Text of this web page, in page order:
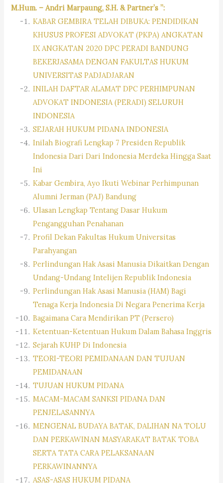
M.Hum. – Andri Marpaung, S.H. & Partner’s ”:
KABAR GEMBIRA TELAH DIBUKA: PENDIDIKAN
KHUSUS PROFESI ADVOKAT (PKPA) ANGKATAN
IX ANGKATAN 2020 DPC PERADI BANDUNG
BEKERJASAMA DENGAN FAKULTAS HUKUM
UNIVERSITAS PADJADJARAN
INILAH DAFTAR ALAMAT DPC PERHIMPUNAN
ADVOKAT INDONESIA (PERADI) SELURUH
INDONESIA
SEJARAH HUKUM PIDANA INDONESIA
Inilah Biografi Lengkap 7 Presiden Republik
Indonesia Dari Dari Indonesia Merdeka Hingga Saat
Ini
Kabar Gembira, Ayo Ikuti Webinar Perhimpunan
Alumni Jerman (PAJ) Bandung
Ulasan Lengkap Tentang Dasar Hukum
Pengangguhan Penahanan
Profil Dekan Fakultas Hukum Universitas
Parahyangan
Perlindungan Hak Asasi Manusia Dikaitkan Dengan
Undang-Undang Intelijen Republik Indonesia
Perlindungan Hak Asasi Manusia (HAM) Bagi
Tenaga Kerja Indonesia Di Negara Penerima Kerja
Bagaimana Cara Mendirikan PT (Persero)
Ketentuan-Ketentuan Hukum Dalam Bahasa Inggris
Sejarah KUHP Di Indonesia
TEORI-TEORI PEMIDANAAN DAN TUJUAN
PEMIDANAAN
TUJUAN HUKUM PIDANA
MACAM-MACAM SANKSI PIDANA DAN
PENJELASANNYA
MENGENAL BUDAYA BATAK, DALIHAN NA TOLU
DAN PERKAWINAN MASYARAKAT BATAK TOBA
SERTA TATA CARA PELAKSANAAN
PERKAWINANNYA
ASAS-ASAS HUKUM PIDANA